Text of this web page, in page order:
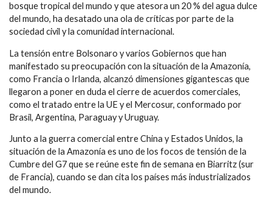
bosque tropical del mundo y que atesora un 20 % del agua dulce
del mundo, ha desatado una ola de críticas por parte de la
sociedad civil y la comunidad internacional.
La tensión entre Bolsonaro y varios Gobiernos que han
manifestado su preocupación con la situación de la Amazonía,
como Francia o Irlanda, alcanzó dimensiones gigantescas que
llegaron a poner en duda el cierre de acuerdos comerciales,
como el tratado entre la UE y el Mercosur, conformado por
Brasil, Argentina, Paraguay y Uruguay.
Junto a la guerra comercial entre China y Estados Unidos, la
situación de la Amazonía es uno de los focos de tensión de la
Cumbre del G7 que se reúne este fin de semana en Biarritz (sur
de Francia), cuando se dan cita los países más industrializados
del mundo.